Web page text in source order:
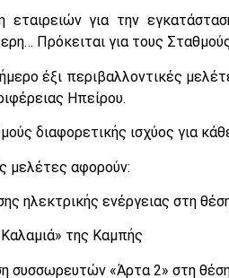
εταιρειών για την
Πρόκειται για τους
έξι περιβαλλοντικές
Ηπείρου.
διαφορετικής ισχύος για
μελέτες αφορούν:
ηλεκτρικής ενέργειας στη
της Καμπής
συσσωρευτών «Άρτα 2» στη